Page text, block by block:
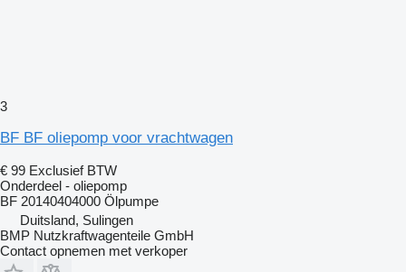
3
BF BF oliepomp voor vrachtwagen
€ 99 Exclusief BTW
Onderdeel - oliepomp
BF 20140404000 Ölpumpe
Duitsland, Sulingen
BMP Nutzkraftwagenteile GmbH
Contact opnemen met verkoper